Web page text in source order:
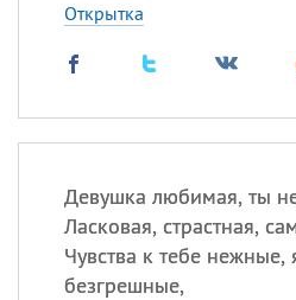
Открытка
Девушка любимая, ты
Ласковая, страстная,
Чувства к тебе нежные,
безгрешные,